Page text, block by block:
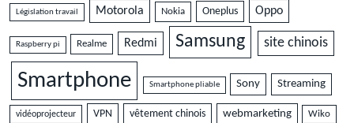
Législation travail Motorola Nokia Oneplus Oppo
Raspberry pi Realme Redmi Samsung site chinois
Smartphone Smartphone pliable Sony Streaming
vidéoprojecteur VPN vêtement chinois webmarketing Wiko